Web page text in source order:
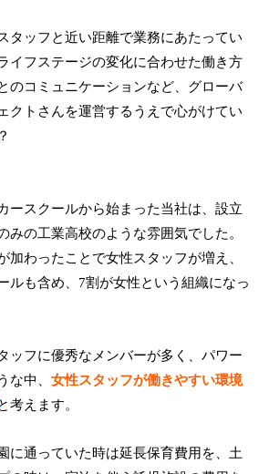
タッフと近い距離で業務にあたってい
イフステージの変化に合わせた働き方
のコミュニケーションなど、グローバ
クトさんを運営するうえで心がけてい
ースクールから始まった当社は、設立
みの工業高校のような雰囲気でした。
加わったことで女性スタッフが増え、
ルも含め、7割が女性という組織になっ
ッフに優秀なメンバーが多く、パワー
な中、女性スタッフが働きやすい環境
考えます。
に通っていた時は延長保育費用を、土